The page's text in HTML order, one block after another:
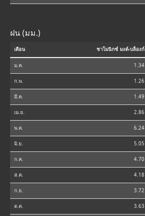
ฝน (มม.)
เดือน ชาโมนิกซ์ มงต์-บล็องก์
ม.ค. 1.34
ก.พ. 1.26
มี.ค. 1.49
เม.ย. 2.86
พ.ค. 6.24
มิ.ย. 5.05
ก.ค. 4.70
ส.ค. 4.18
ก.ย. 3.72
ต.ค. 3.63